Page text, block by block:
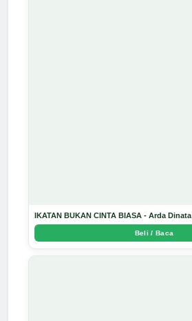
IKATAN BUKAN CINTA BIASA - Arda Dinata
Beli / Baca